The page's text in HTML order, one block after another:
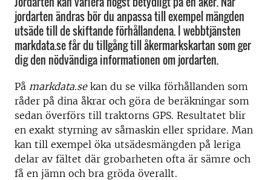
jordarten ändras bör du anpassa till exempel mängden
utsäde till de skiftande förhållandena. I webbtjänsten
markdata.se får du tillgång till åkermarkskartan som ger
dig den nödvändiga informationen om jordarten.
På markdata.sekan du se vilka förhållanden som
råder på dina åkrar och göra de beräkningar som
sedan överförs till traktorns GPS. Resultatet blir
en exakt styrning av såmaskin eller spridare. Man
kan till exempel öka utsädesmängden på leriga
delar av fältet där grobarheten ofta är sämre och
få en jämn och bra gröda överallt.